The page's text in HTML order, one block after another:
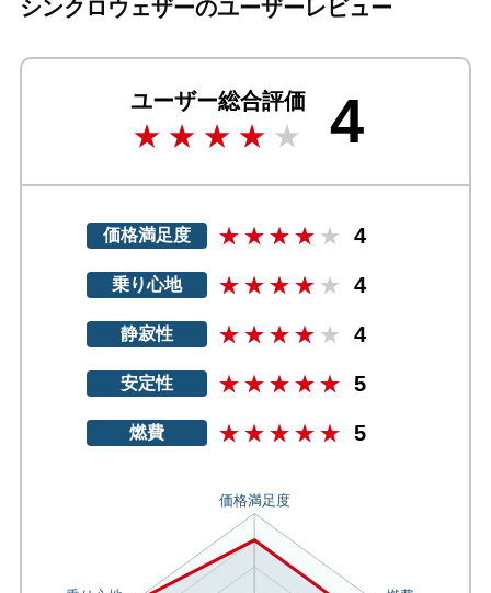
シンクロウェザーのユーザーレビュー
ユーザー総合評価 4
価格満足度 4
乗り心地 4
静寂性 4
安定性 5
燃費 5